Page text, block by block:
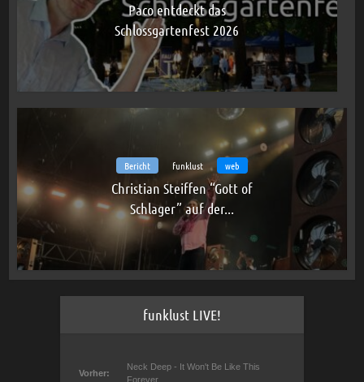
Paco entdeckt das
Schlossgartenfest 2026
Bericht funklust web
Christian Steiffen “Gott of
Schlager” auf der...
funklust LIVE!